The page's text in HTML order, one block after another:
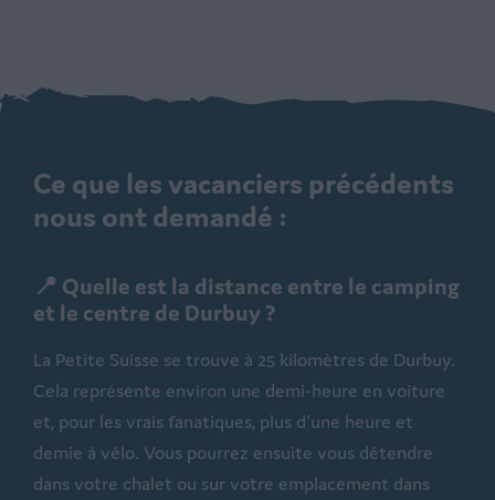
Ce que les vacanciers précédents
nous ont demandé :
📍 Quelle est la distance entre le camping
et le centre de Durbuy ?
La Petite Suisse se trouve à 25 kilomètres de Durbuy.
Cela représente environ une demi-heure en voiture
et, pour les vrais fanatiques, plus d'une heure et
demie à vélo. Vous pourrez ensuite vous détendre
dans votre chalet ou sur votre emplacement dans